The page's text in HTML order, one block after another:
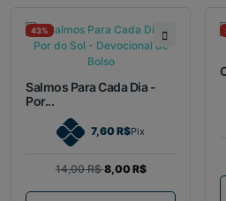
43%
Salmos Para Cada Dia -
Por...
7,60 R$Pix
14,00 R$8,00 R$